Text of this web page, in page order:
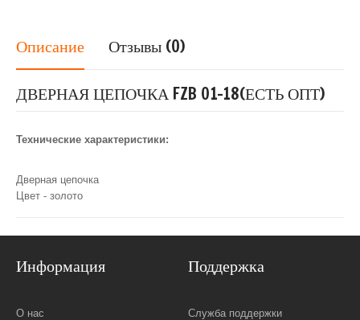
Описание Отзывы (0)
ДВЕРНАЯ ЦЕПОЧКА FZB 01-18(ЕСТЬ ОПТ)
Технические характеристики:
Дверная цепочка
Цвет - золото
Информация
О нас
Поддержка
Служба поддержки